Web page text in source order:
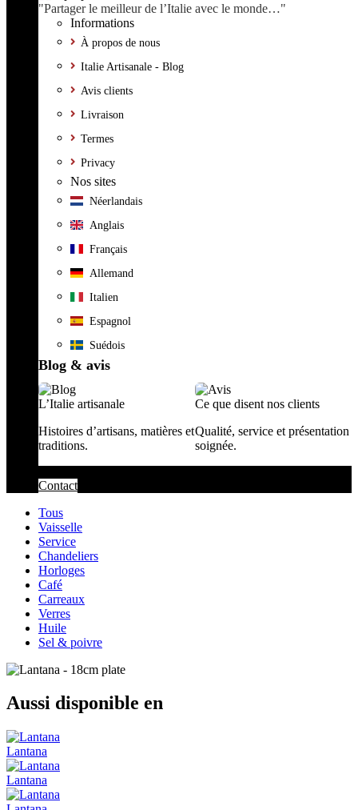
"Partager le meilleur de l’Italie avec le monde…"
Informations
À propos de nous
Italie Artisanale - Blog
Avis clients
Livraison
Termes
Privacy
Nos sites
Néerlandais
Anglais
Français
Allemand
Italien
Espagnol
Suédois
Blog & avis
L’Italie artisanale
Histoires d’artisans, matières et
traditions.
Ce que disent nos clients
Qualité, service et présentation
soignée.
Contact
Tous
Vaisselle
Service
Chandeliers
Horloges
Café
Carreaux
Verres
Huile
Sel & poivre
Aussi disponible en
Lantana
Lantana